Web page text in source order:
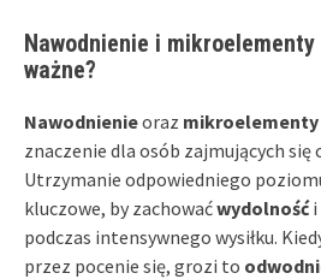
Nawodnienie i
ważne?
Nawodnienieoraz mikroelementy
znaczenie dla osób zajmujących się
Utrzymanie odpowiedniego
kluczowe, by zachowaćwydolnośći
podczas intensywnego wysiłku.
przez pocenie się, grozi to